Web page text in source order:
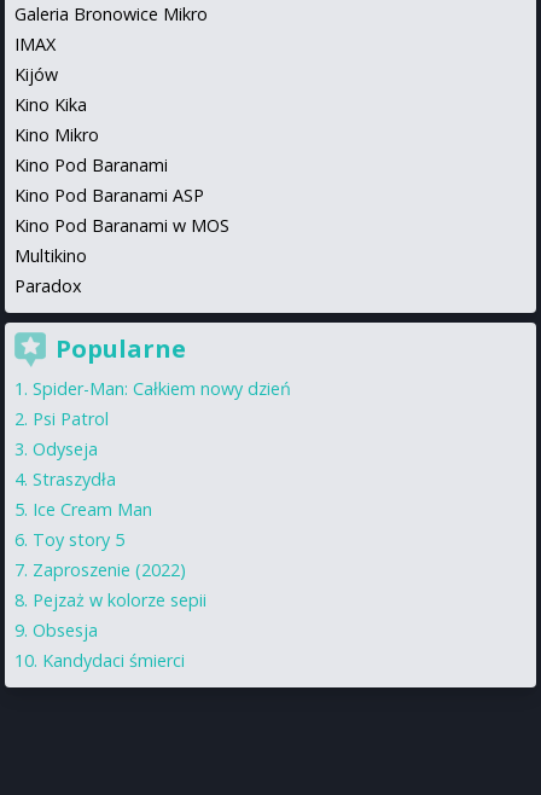
Galeria Bronowice Mikro
IMAX
Kijów
Kino Kika
Kino Mikro
Kino Pod Baranami
Kino Pod Baranami ASP
Kino Pod Baranami w MOS
Multikino
Paradox
Popularne
Spider-Man: Całkiem nowy dzień
Psi Patrol
Odyseja
Straszydła
Ice Cream Man
Toy story 5
Zaproszenie (2022)
Pejzaż w kolorze sepii
Obsesja
Kandydaci śmierci